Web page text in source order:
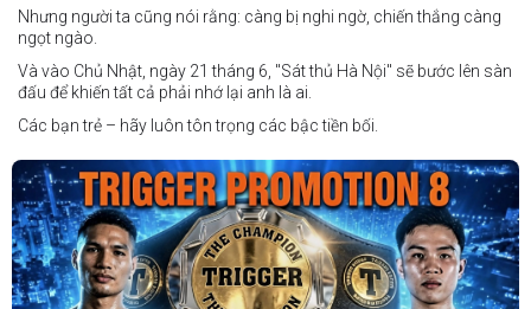
Nhưng người ta cũng nói rằng: càng bị nghi ngờ, chiến thắng càng
ngọt ngào.
Và vào Chủ Nhật, ngày 21 tháng 6, "Sát thủ Hà Nội" sẽ bước lên sàn
đấu để khiến tất cả phải nhớ lại anh là ai.
Các bạn trẻ – hãy luôn tôn trọng các bậc tiền bối.